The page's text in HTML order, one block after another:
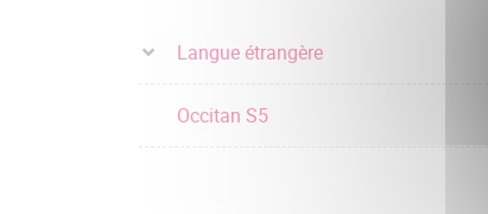
Langue étrangère
Occitan S5